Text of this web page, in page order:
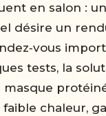
en salon :
désire un
tests, la
faible chaleur,